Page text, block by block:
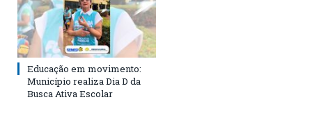
Educação em movimento:
Município realiza Dia D da
Busca Ativa Escolar